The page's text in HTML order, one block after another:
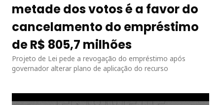
metade dos votos é a favor do
cancelamento do empréstimo
de R$ 805,7 milhões
Projeto de Lei pede a revogação do empréstimo após
governador alterar plano de aplicação do recurso